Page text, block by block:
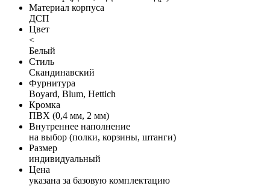
Материал корпуса
ДСП
Цвет
<
Белый
Стиль
Скандинавский
Фурнитура
Boyard, Blum, Hettich
Кромка
ПВХ (0,4 мм, 2 мм)
Внутреннее наполнение
на выбор (полки, корзины, штанги)
Размер
индивидуальный
Цена
указана за базовую комплектацию